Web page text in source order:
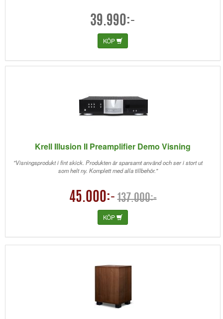
39.990:-
KÖP
Krell Illusion II Preamplifier Demo Visning
"Visningsprodukt i fint skick. Produkten är sparsamt använd och ser i stort ut
som helt ny. Komplett med alla tillbehör."
45.000:- 137.000:-
KÖP